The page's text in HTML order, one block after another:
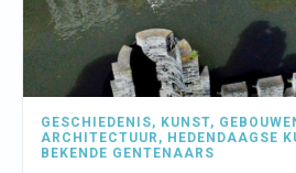
GESCHIEDENIS, KUNST,
ARCHITECTUUR , HEDENDAAGSE
BEKENDE GENTENAARS